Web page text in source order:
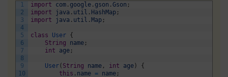
1
2
3
4
5
6
7
8
9
10
import com . google . gson . Gson ;
import
java . util . HashMap ;
import
java . util . Map ;
class User {
String
name ;
int
age ;
User( String name , int age)
{
this . name = name ;